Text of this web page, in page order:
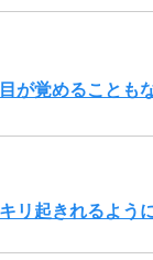
が覚めることも
リ起きれるよう